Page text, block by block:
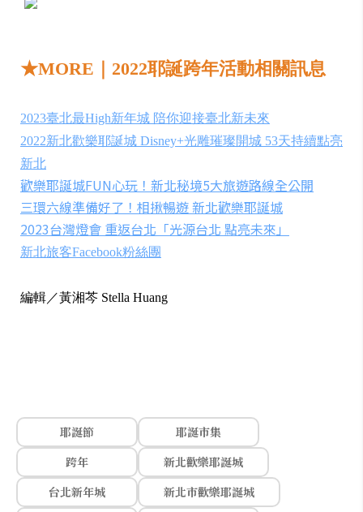
★MORE｜2022耶誕跨年活動相關訊息
2023臺北最High新年城 陪你迎接臺北新未來
2022新北歡樂耶誕城 Disney+光雕璀璨開城 53天持續點亮
新北
歡樂耶誕城FUN心玩！新北秘境5大旅遊路線全公開
三環六線準備好了！相揪暢遊 新北歡樂耶誕城
2023台灣燈會 重返台北「光源台北 點亮未來」
新北旅客Facebook粉絲團
編輯／黃湘芩 Stella Huang
耶誕節
耶誕市集
跨年
新北歡樂耶誕城
台北新年城
新北市歡樂耶誕城